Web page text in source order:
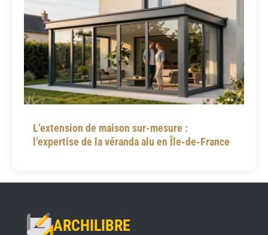
L’extension de maison sur-mesure :
l’expertise de la véranda alu en Île-de-France
ARCHILIBRE